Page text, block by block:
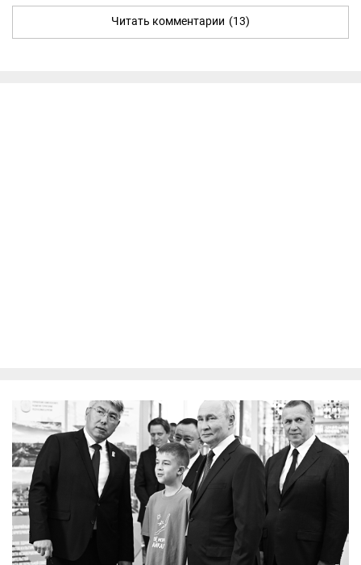
Читать комментарии (13)